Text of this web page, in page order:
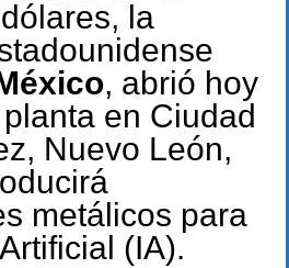
la
, abrió hoy
en Ciudad
Nuevo León,
metálicos para
(IA).